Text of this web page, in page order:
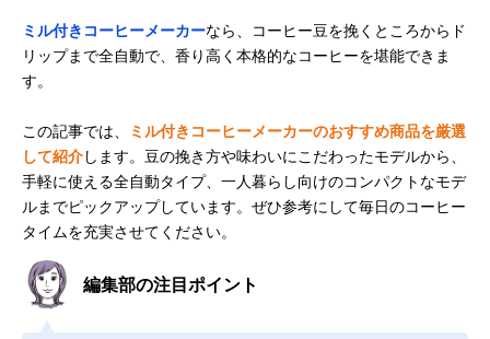
ミル付きコーヒーメーカーなら、コーヒー豆を挽くところからド
リップまで全自動で、香り高く本格的なコーヒーを堪能できま
す。
この記事では、
ミル付きコーヒーメーカーのおすすめ商品を厳選
して紹介します。豆の挽き方や味わいにこだわったモデルから、
手軽に使える全自動タイプ、一人暮らし向けのコンパクトなモデ
ルまでピックアップしています。ぜひ参考にして毎日のコーヒー
タイムを充実させてください。
編集部の注目ポイント